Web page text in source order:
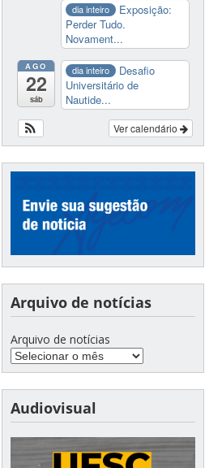
dia inteiro
Exposição:
Perder Tudo.
Novament...
AGO
22
sáb
dia inteiro
Desafio
Universitário de
Nautide...
Ver calendário
Arquivo de notícias
Arquivo de notícias
Audiovisual